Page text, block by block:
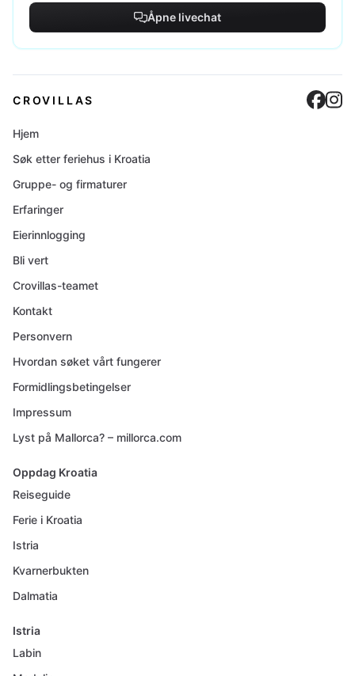
Åpne livechat
CROVILLAS
Hjem
Søk etter feriehus i Kroatia
Gruppe- og firmaturer
Erfaringer
Eierinnlogging
Bli vert
Crovillas-teamet
Kontakt
Personvern
Hvordan søket vårt fungerer
Formidlingsbetingelser
Impressum
Lyst på Mallorca? – millorca.com
Oppdag Kroatia
Reiseguide
Ferie i Kroatia
Istria
Kvarnerbukten
Dalmatia
Istria
Labin